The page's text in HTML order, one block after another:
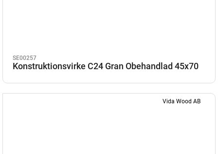
SE00257
Konstruktionsvirke C24 Gran Obehandlad 45x70
Vida Wood AB